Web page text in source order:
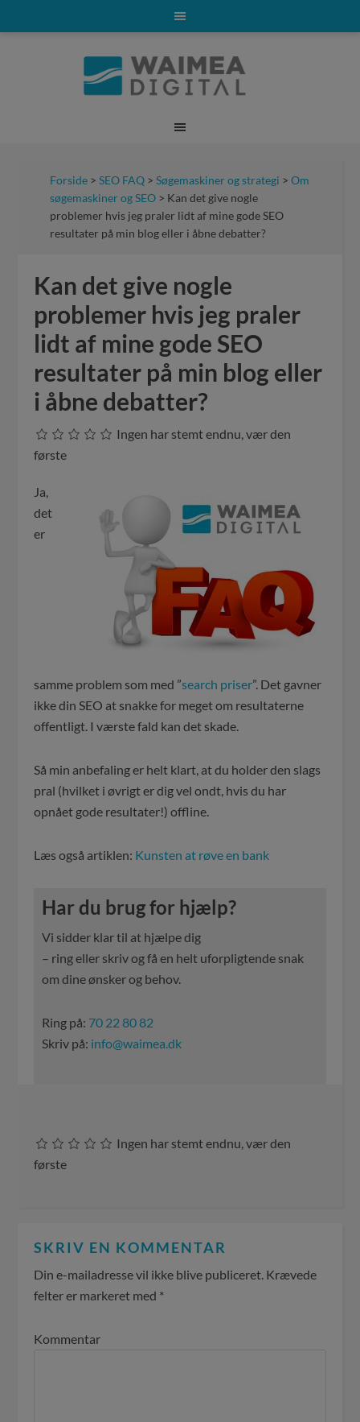
Forside >SEO FAQ >Søgemaskiner og strategi >Om
søgemaskiner og SEO > Kan det give nogle
problemer hvis jeg praler lidt af mine gode SEO
resultater på min blog eller i åbne debatter?
Kan det give nogle
problemer hvis jeg praler
lidt af mine gode SEO
resultater på min blog eller
i åbne debatter?
Ingen har stemt endnu, vær den
første
Ja,
det
er
samme problem som med ”search priser”. Det gavner
ikke din SEO at snakke for meget om resultaterne
offentligt. I værste fald kan det skade.
Så min anbefaling er helt klart, at du holder den slags
pral (hvilket i øvrigt er dig vel ondt, hvis du har
opnået gode resultater!) offline.
Læs også artiklen: Kunsten at røve en bank
Har du brug for hjælp?
Vi sidder klar til at hjælpe dig
– ring eller skriv og få en helt uforpligtende snak
om dine ønsker og behov.
Ring på: 70 22 80 82
Skriv på: info@waimea.dk
Ingen har stemt endnu, vær den
første
SKRIV EN KOMMENTAR
Din e-mailadresse vil ikke blive publiceret. Krævede
felter er markeret med *
Kommentar